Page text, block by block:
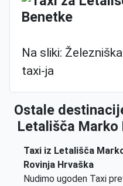
Na sliki:
taxi-ja
Ostale
Letališča Marko
Taxi iz Letališča
Rovinja Hrvaška
Nudimo ugoden Taxi